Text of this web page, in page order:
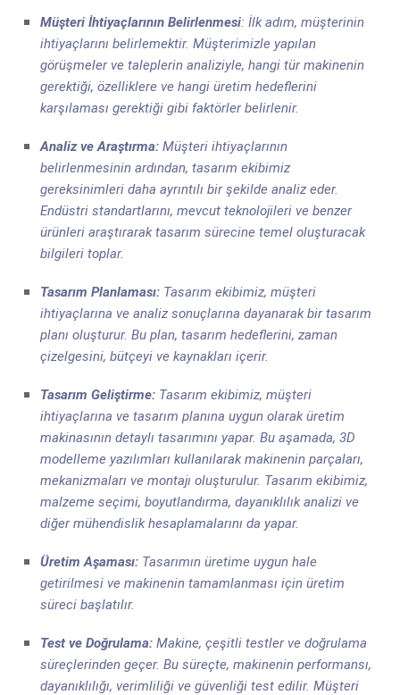
Müşteri İhtiyaçlarının Belirlenmesi: İlk adım, müşterinin
ihtiyaçlarını belirlemektir. Müşterimizle yapılan
görüşmeler ve taleplerin analiziyle, hangi tür makinenin
gerektiği, özelliklere ve hangi üretim hedeflerini
karşılaması gerektiği gibi faktörler belirlenir.
Analiz ve Araştırma: Müşteri ihtiyaçlarının
belirlenmesinin ardından, tasarım ekibimiz
gereksinimleri daha ayrıntılı bir şekilde analiz eder.
Endüstri standartlarını, mevcut teknolojileri ve benzer
ürünleri araştırarak tasarım sürecine temel oluşturacak
bilgileri toplar.
Tasarım Planlaması: Tasarım ekibimiz, müşteri
ihtiyaçlarına ve analiz sonuçlarına dayanarak bir tasarım
planı oluşturur. Bu plan, tasarım hedeflerini, zaman
çizelgesini, bütçeyi ve kaynakları içerir.
Tasarım Geliştirme: Tasarım ekibimiz, müşteri
ihtiyaçlarına ve tasarım planına uygun olarak üretim
makinasının detaylı tasarımını yapar. Bu aşamada, 3D
modelleme yazılımları kullanılarak makinenin parçaları,
mekanizmaları ve montajı oluşturulur. Tasarım ekibimiz,
malzeme seçimi, boyutlandırma, dayanıklılık analizi ve
diğer mühendislik hesaplamalarını da yapar.
Üretim Aşaması: Tasarımın üretime uygun hale
getirilmesi ve makinenin tamamlanması için üretim
süreci başlatılır.
Test ve Doğrulama: Makine, çeşitli testler ve doğrulama
süreçlerinden geçer. Bu süreçte, makinenin performansı,
dayanıklılığı, verimliliği ve güvenliği test edilir. Müşteri